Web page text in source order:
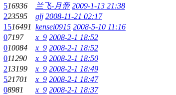
516936 兰飞-月帝 2009-1-13 21:38
223595 glj 2008-11-21 02:17
1516491 kensei0915 2008-5-10 11:16
07197 x_9 2008-2-1 18:52
010084 x_9 2008-2-1 18:52
011290 x_9 2008-2-1 18:50
213199 x_9 2008-2-1 18:49
521701 x_9 2008-2-1 18:47
08981 x_9 2008-2-1 18:37